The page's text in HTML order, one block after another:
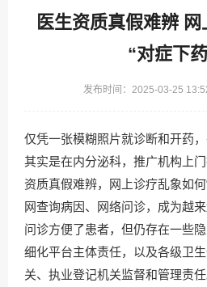
医生资质真假难辨
“对症下药
发布时间：2025-03-25
仅凭一张模糊照片就诊断和开药
其实是在内分泌科，推广机构上
资质真假难辨，网上诊疗乱象如
网查询病因、网络问诊，成为越
问诊方便了患者，但仍存在一些
细化平台主体责任，以及各级卫
关、执业登记机关监督和管理责